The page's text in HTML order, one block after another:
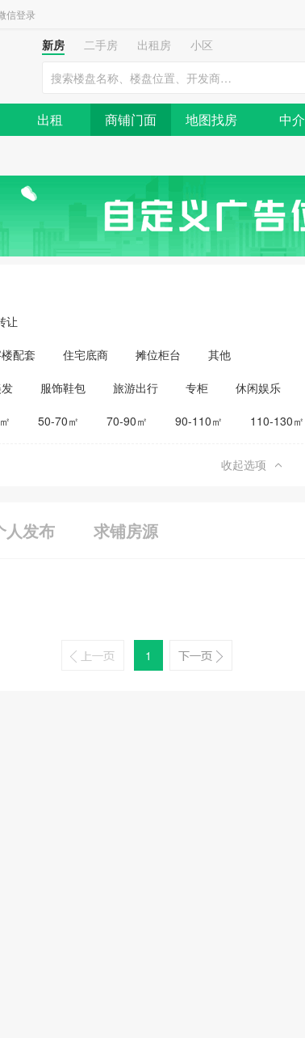
信登录
新房 二手房 出租房
小区
出租 商铺门面 地图找房 中介
让
配套 住宅底商 摊位柜台 其他
服饰鞋包 旅游出行 专柜 休闲娱乐
50-70㎡ 70-90㎡ 90-110㎡ 110-130㎡
收起选项
人发布 求铺房源
1